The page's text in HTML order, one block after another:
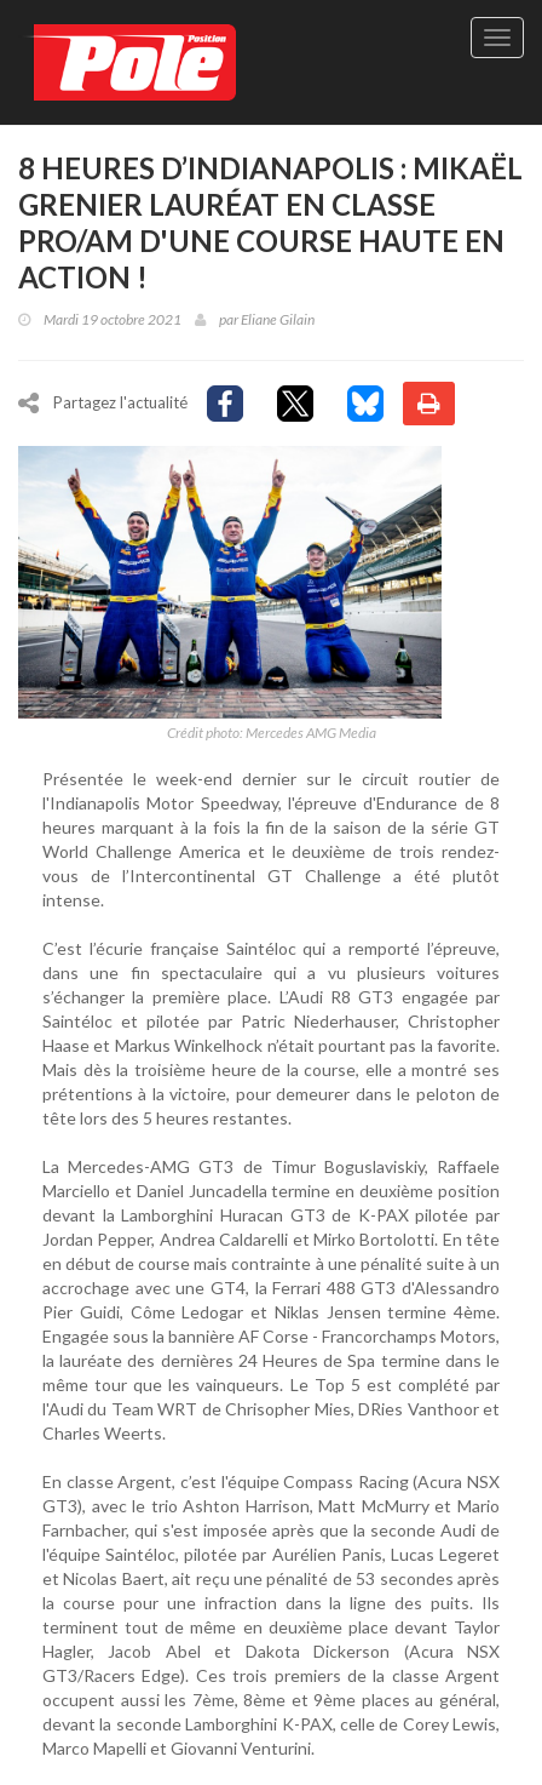
Site
-
seul
8 HEURES D’INDIANAPOLIS : MIKAËL
GRENIER LAURÉAT EN CLASSE
PRO/AM D'UNE COURSE HAUTE EN
ACTION !
Mardi 19 octobre 2021 parEliane Gilain
Partagez l'actualité
Crédit photo: Mercedes AMG Media
Présentée le week-end dernier sur le circuit routier de
l'Indianapolis Motor Speedway, l'épreuve d'Endurance de 8
heures marquant à la fois la fin de la saison de la série GT
World Challenge America et le deuxième de trois rendez-
vous de l’Intercontinental GT Challenge a été plutôt
intense.
C’est l’écurie française Saintéloc qui a remporté l’épreuve,
dans une fin spectaculaire qui a vu plusieurs voitures
s’échanger la première place. L’Audi R8 GT3 engagée par
Saintéloc et pilotée par Patric Niederhauser, Christopher
Haase et Markus Winkelhock n’était pourtant pas la favorite.
Mais dès la troisième heure de la course, elle a montré ses
prétentions à la victoire, pour demeurer dans le peloton de
tête lors des 5 heures restantes.
La Mercedes-AMG GT3 de Timur Boguslaviskiy, Raffaele
Marciello et Daniel Juncadella termine en deuxième position
devant la Lamborghini Huracan GT3 de K-PAX pilotée par
Jordan Pepper, Andrea Caldarelli et Mirko Bortolotti. En tête
en début de course mais contrainte à une pénalité suite à un
accrochage avec une GT4, la Ferrari 488 GT3 d'Alessandro
Pier Guidi, Côme Ledogar et Niklas Jensen termine 4ème.
Engagée sous la bannière AF Corse - Francorchamps Motors,
la lauréate des dernières 24 Heures de Spa termine dans le
même tour que les vainqueurs. Le Top 5 est complété par
l'Audi du Team WRT de Chrisopher Mies, DRies Vanthoor et
Charles Weerts.
En classe Argent, c’est l'équipe Compass Racing (Acura NSX
GT3), avec le trio Ashton Harrison, Matt McMurry et Mario
Farnbacher, qui s'est imposée après que la seconde Audi de
l'équipe Saintéloc, pilotée par Aurélien Panis, Lucas Legeret
et Nicolas Baert, ait reçu une pénalité de 53 secondes après
la course pour une infraction dans la ligne des puits. Ils
terminent tout de même en deuxième place devant Taylor
Hagler, Jacob Abel et Dakota Dickerson (Acura NSX
GT3/Racers Edge). Ces trois premiers de la classe Argent
occupent aussi les 7ème, 8ème et 9ème places au général,
devant la seconde Lamborghini K-PAX, celle de Corey Lewis,
Marco Mapelli et Giovanni Venturini.